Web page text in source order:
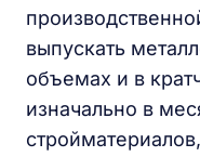
выпускать
объемах и в
изначально в